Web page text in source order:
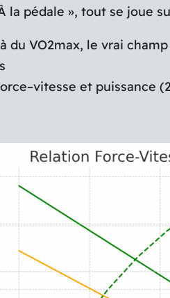
la pédale », tout se joue
du VO2max, le vrai
et puissance